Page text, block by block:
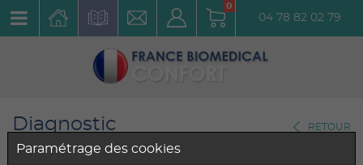
0
04 78 82 02 79
Diagnostic
Négatoscopes
RETOUR
Paramétrage des cookies